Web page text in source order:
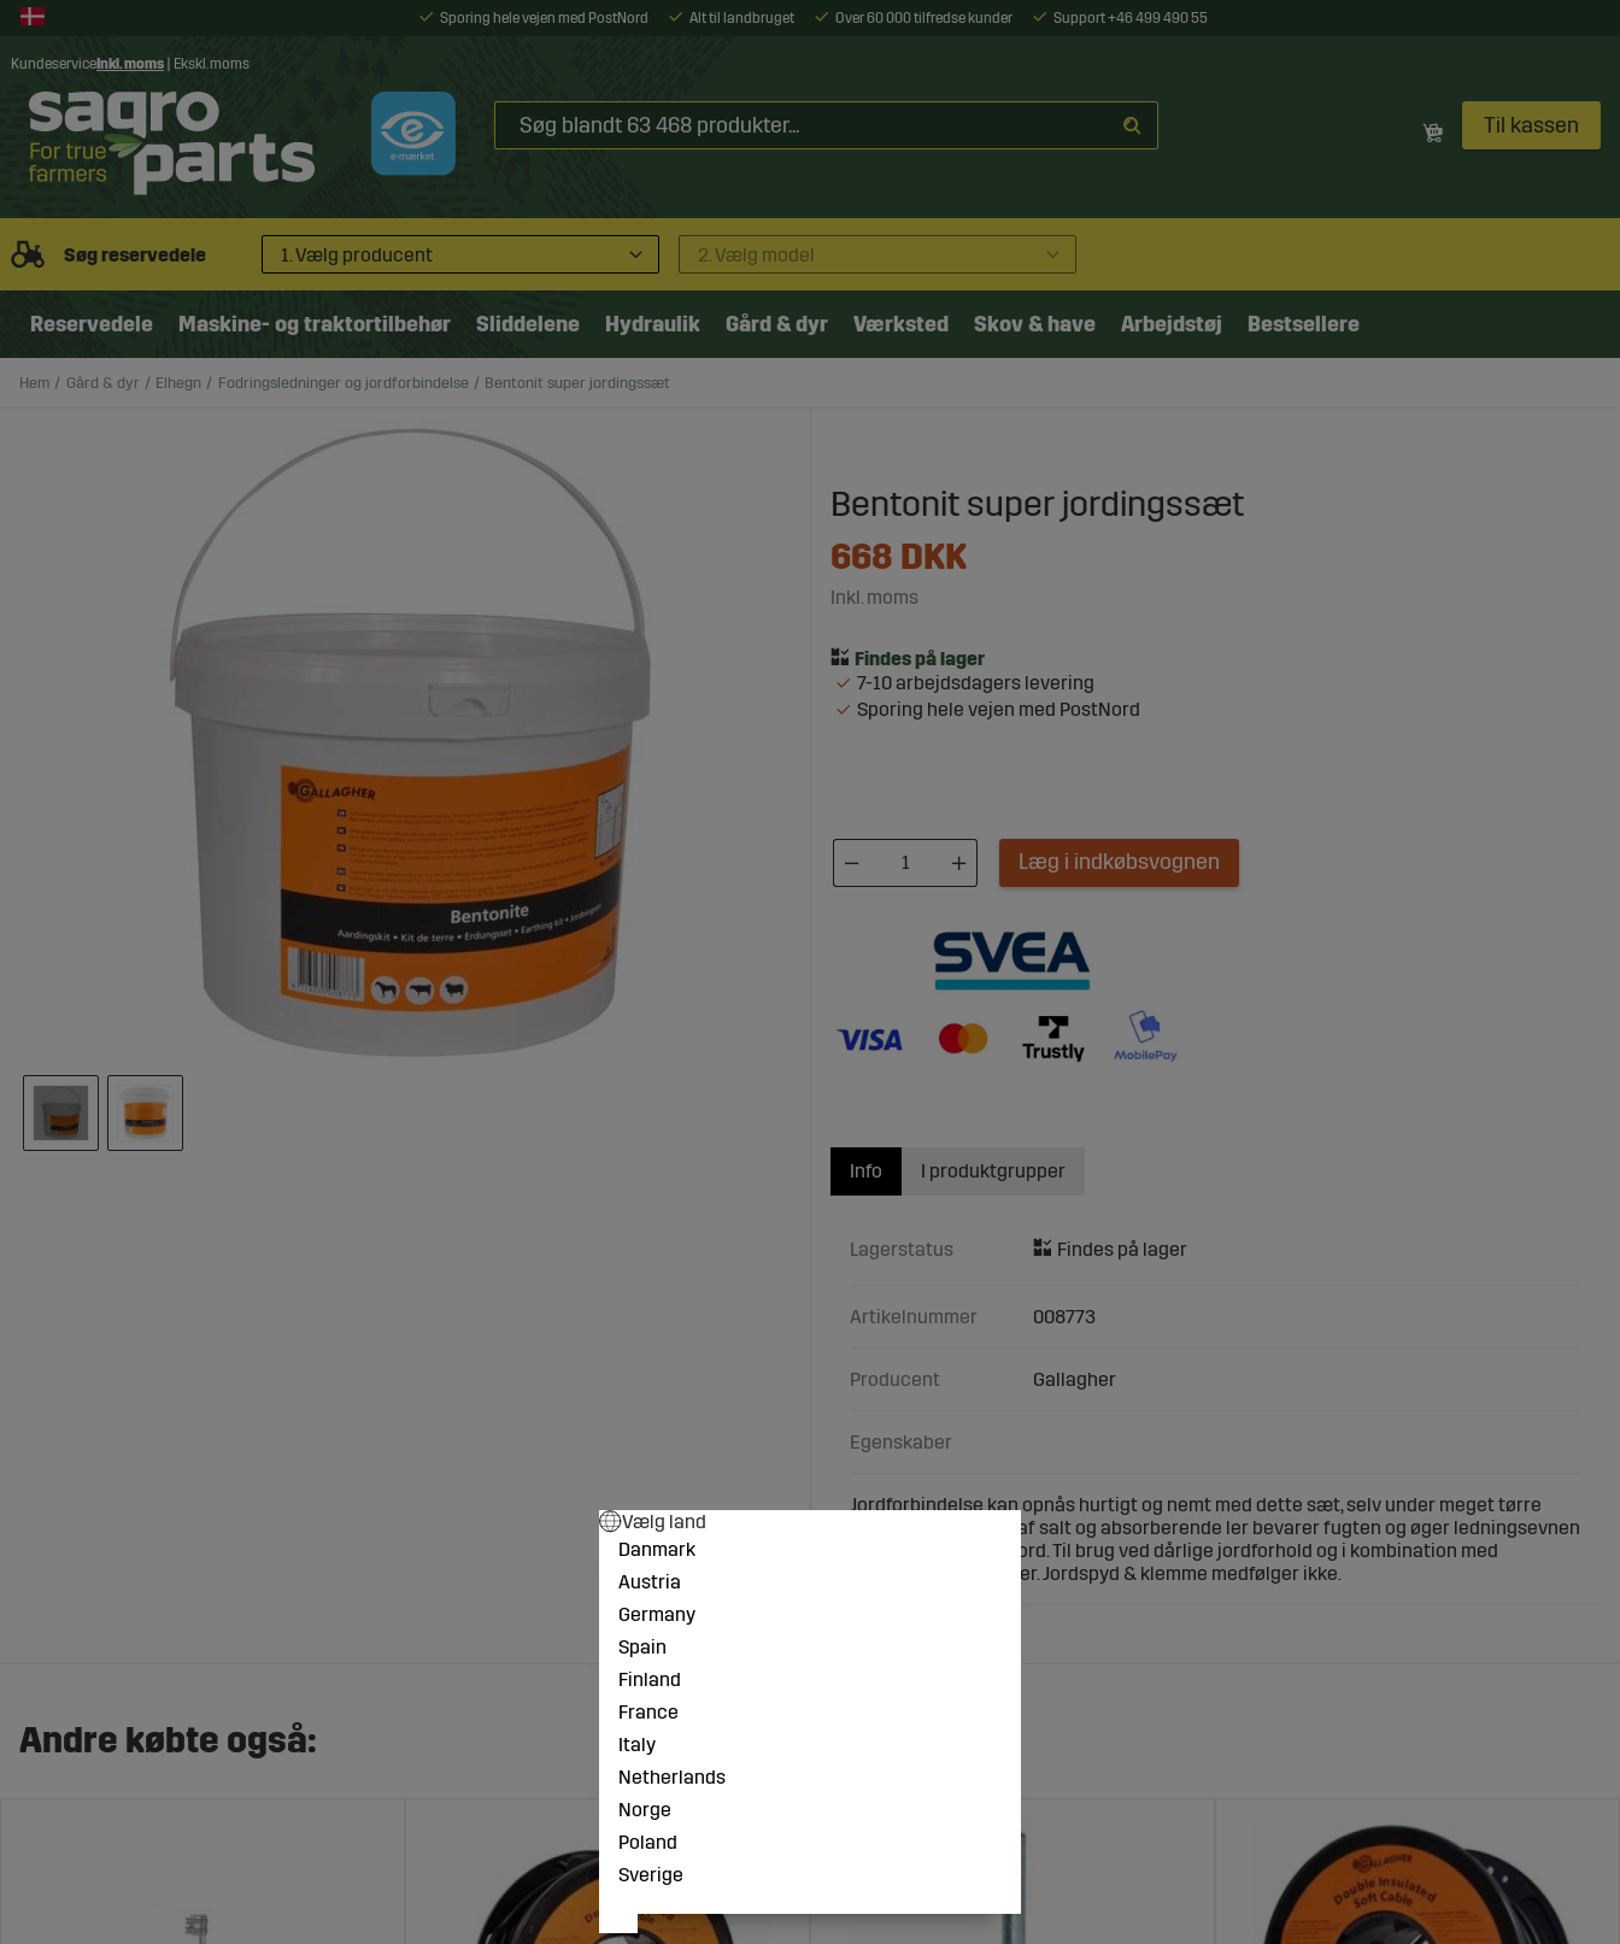
Sporing hele vejen med PostNord Alt til landbruget Over 60 000 tilfredse kunder Support +46 499 490 55
Kundeservice Inkl. moms Ekskl. moms
Til kassen
Søg reservedele 1. Vælg producent 2. Vælg model
Reservedele Maskine- og traktortilbehør Sliddelene Hydraulik Gård & dyr Værksted Skov & have Arbejdstøj Bestsellere
Hem Gård & dyr Elhegn Fodringsledninger og jordforbindelse Bentonit super jordingssæt
Bentonit super jordingssæt
668 DKK
Inkl. moms
7-10 arbejdsdagers levering
Sporing hele vejen med PostNord
Læg i indkøbsvognen
Info
Lagerstatus
Artikelnummer 008773
Producent Gallagher
Egenskaber
Jordforbindelse kan opnås hurtigt og nemt med dette sæt, selv under meget tørre
forhold. Blandingen af salt og absorberende ler bevarer fugten og øger ledningsevnen
for den omgivende jord. Til brug ved dårlige jordforhold og i kombination med
kraftigere aggregater. Jordspyd & klemme medfølger ikke.
I produktgrupper
Andre købte også:
Vælg land
Danmark
Austria
Germany
Spain
Finland
France
Italy
Netherlands
Norge
Poland
Sverige